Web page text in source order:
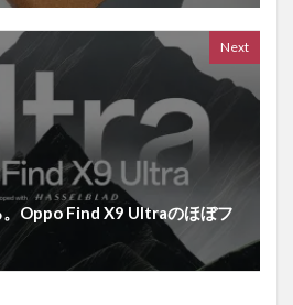
Next
Oppo Find X9 Ultraのほぼフ